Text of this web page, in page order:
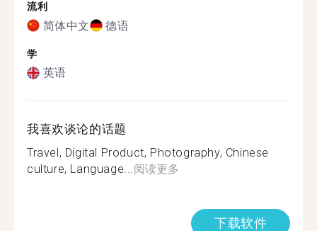
流利
简体中文 德语
学
英语
我喜欢谈论的话题
Travel, Digital Product, Photography, Chinese
culture, Language...阅读更多
下载软件